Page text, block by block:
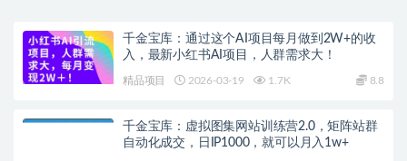
千金宝库：通过这个AI项目每月做到2W+的收
入，最新小红书AI项目，人群需求大！
精品项目 2026-03-19 1.7K 8.8
千金宝库：虚拟图集网站训练营2.0，矩阵站群
自动化成交，日IP1000，就可以月入1w+